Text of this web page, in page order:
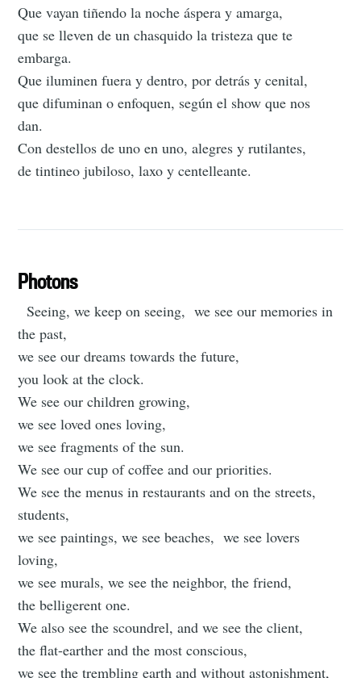
Que vayan tiñendo la noche áspera y amarga,
que se lleven de un chasquido la tristeza que te
embarga.
Que iluminen fuera y dentro, por detrás y cenital,
que difuminan o enfoquen, según el show que nos
dan.
Con destellos de uno en uno, alegres y rutilantes,
de tintineo jubiloso, laxo y centelleante.
Photons
Seeing, we keep on seeing, we see our memories in
the past,
we see our dreams towards the future,
you look at the clock.
We see our children growing,
we see loved ones loving,
we see fragments of the sun.
We see our cup of coffee and our priorities.
We see the menus in restaurants and on the streets,
students,
we see paintings, we see beaches, we see lovers
loving,
we see murals, we see the neighbor, the friend,
the belligerent one.
We also see the scoundrel, and we see the client,
the flat-earther and the most conscious,
we see the trembling earth and without astonishment,